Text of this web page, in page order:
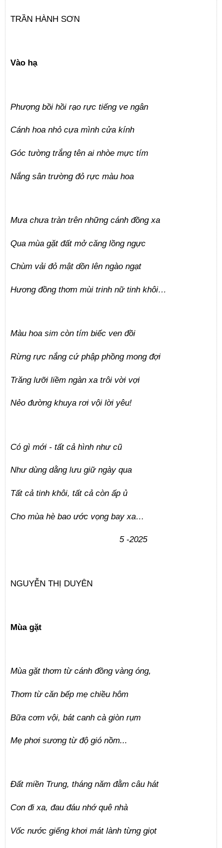
TRẦN HÀNH SƠN
Vào hạ
Phượng bồi hồi rạo rực tiếng ve ngân
Cánh hoa nhỏ cựa mình cửa kính
Góc tường trắng tên ai nhòe mực tím
Nắng sân trường đỏ rực màu hoa
Mưa chưa tràn trên những cánh đồng xa
Qua mùa gặt đất mở căng lồng ngực
Chùm vải đỏ mật dồn lên ngào ngạt
Hương đồng thơm mùi trinh nữ tinh khôi…
Màu hoa sim còn tím biếc ven đồi
Rừng rực nắng cứ phập phồng mong đợi
Trăng lưỡi liềm ngàn xa trôi vời vợi
Nẻo đường khuya rơi vội lời yêu!
Có gì mới - tất cả hình như cũ
Như dùng dằng lưu giữ ngày qua
Tất cả tinh khôi, tất cả còn ấp ủ
Cho mùa hè bao ước vọng bay xa…
5 -2025
NGUYỄN THỊ DUYÊN
Mùa gặt
Mùa gặt thơm từ cánh đồng vàng óng,
Thơm từ căn bếp mẹ chiều hôm
Bữa cơm vội, bát canh cà giòn rụm
Mẹ phơi sương từ độ gió nồm...
Đất miền Trung, tháng năm đằm câu hát
Con đi xa, đau đáu nhớ quê nhà
Vốc nước giếng khơi mát lành từng giọt